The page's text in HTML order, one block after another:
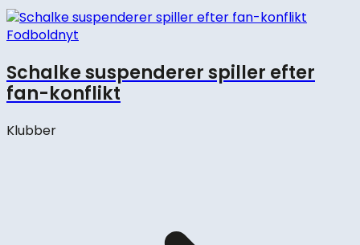
Fodboldnyt
Schalke suspenderer spiller efter
fan-konflikt
Klubber